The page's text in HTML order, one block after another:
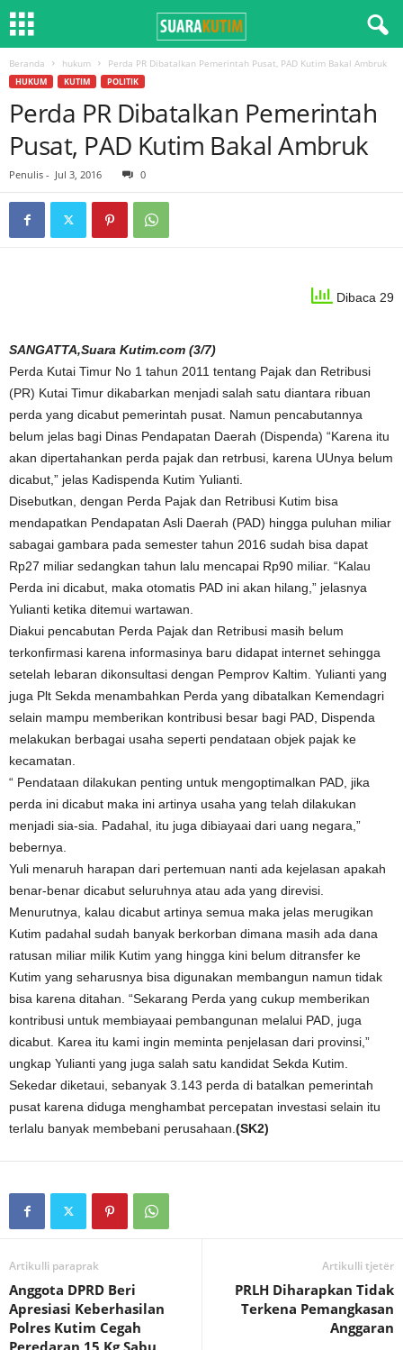
Beranda hukum Perda PR Dibatalkan Pemerintah Pusat, PAD Kutim Bakal Ambruk
HUKUM KUTIM POLITIK
Perda PR Dibatalkan Pemerintah
Pusat, PAD Kutim Bakal Ambruk
Penulis - Jul 3, 2016 0
Dibaca 29
SANGATTA,Suara Kutim.com (3/7)
Perda Kutai Timur No 1 tahun 2011 tentang Pajak dan Retribusi
(PR) Kutai Timur dikabarkan menjadi salah satu diantara ribuan
perda yang dicabut pemerintah pusat. Namun pencabutannya
belum jelas bagi Dinas Pendapatan Daerah (Dispenda) “Karena itu
akan dipertahankan perda pajak dan retrbusi, karena UUnya belum
dicabut,” jelas Kadispenda Kutim Yulianti.
Disebutkan, dengan Perda Pajak dan Retribusi Kutim bisa
mendapatkan Pendapatan Asli Daerah (PAD) hingga puluhan miliar
sabagai gambara pada semester tahun 2016 sudah bisa dapat
Rp27 miliar sedangkan tahun lalu mencapai Rp90 miliar. “Kalau
Perda ini dicabut, maka otomatis PAD ini akan hilang,” jelasnya
Yulianti ketika ditemui wartawan.
Diakui pencabutan Perda Pajak dan Retribusi masih belum
terkonfirmasi karena informasinya baru didapat internet sehingga
setelah lebaran dikonsultasi dengan Pemprov Kaltim. Yulianti yang
juga Plt Sekda menambahkan Perda yang dibatalkan Kemendagri
selain mampu memberikan kontribusi besar bagi PAD, Dispenda
melakukan berbagai usaha seperti pendataan objek pajak ke
kecamatan.
“ Pendataan dilakukan penting untuk mengoptimalkan PAD, jika
perda ini dicabut maka ini artinya usaha yang telah dilakukan
menjadi sia-sia. Padahal, itu juga dibiayaai dari uang negara,”
bebernya.
Yuli menaruh harapan dari pertemuan nanti ada kejelasan apakah
benar-benar dicabut seluruhnya atau ada yang direvisi.
Menurutnya, kalau dicabut artinya semua maka jelas merugikan
Kutim padahal sudah banyak berkorban dimana masih ada dana
ratusan miliar milik Kutim yang hingga kini belum ditransfer ke
Kutim yang seharusnya bisa digunakan membangun namun tidak
bisa karena ditahan. “Sekarang Perda yang cukup memberikan
kontribusi untuk membiayaai pembangunan melalui PAD, juga
dicabut. Karea itu kami ingin meminta penjelasan dari provinsi,”
ungkap Yulianti yang juga salah satu kandidat Sekda Kutim.
Sekedar diketaui, sebanyak 3.143 perda di batalkan pemerintah
pusat karena diduga menghambat percepatan investasi selain itu
terlalu banyak membebani perusahaan. (SK2)
Artikulli paraprak
Anggota DPRD Beri
Apresiasi Keberhasilan
Polres Kutim Cegah
Peredaran 15 Kg Sabu
Artikulli tjetër
PRLH Diharapkan Tidak
Terkena Pemangkasan
Anggaran